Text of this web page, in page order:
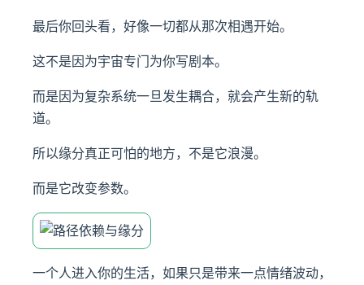
最后你回头看，好像一切都从那次相遇开始。
这不是因为宇宙专门为你写剧本。
而是因为复杂系统一旦发生耦合，就会产生新的轨
道。
所以缘分真正可怕的地方，不是它浪漫。
而是它改变参数。
一个人进入你的生活，如果只是带来一点情绪波动，